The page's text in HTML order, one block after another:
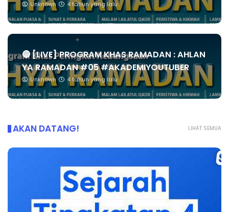
Unknown 4 tahun yang lalu
🔴 [LIVE] PROGRAM KHAS RAMADAN : AHLAN
YA RAMADAN #05 #AKADEMIYOUTUBER
Unknown 4 tahun yang lalu
LIHAT SEMUA
AKAN DATANG!